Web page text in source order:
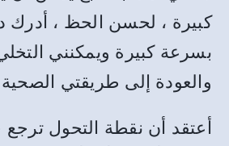
كبيرة ، لحسن الحظ ، أدرك
بسرعة كبيرة ويمكنني
والعودة إلى طريقتي الصحية
أعتقد أن نقطة التحول ترجع